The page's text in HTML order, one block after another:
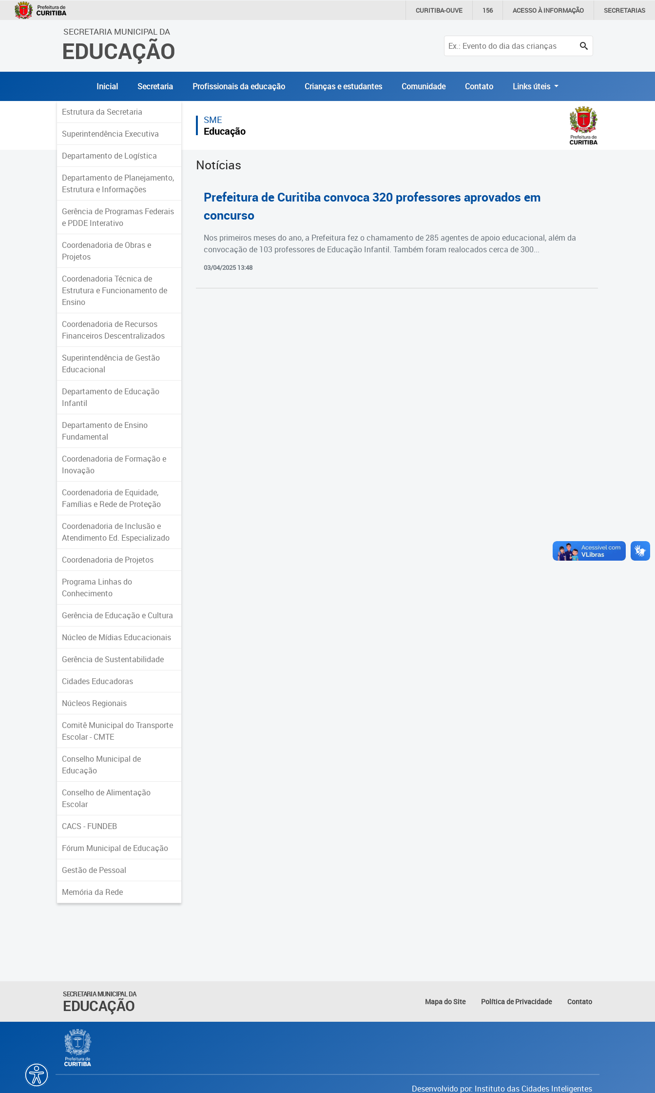
CURITIBA-OUVE 156 ACESSO ÀINFORMAÇÃO SECRETARIAS
SECRETARIA MUNICIPAL DA
EDUCAÇÃO
Inicial Secretaria Profissionais da educação Crianças e estudantes Comunidade Contato Links úteis
Estrutura da Secretaria
Superintendência Executiva
Departamento de Logística
Departamento de Planejamento,
Estrutura e Informações
Gerência de Programas Federais
e PDDE Interativo
Coordenadoria de Obras e
Projetos
Coordenadoria Técnica de
Estrutura e Funcionamento de
Ensino
Coordenadoria de Recursos
Financeiros Descentralizados
Superintendência de Gestão
Educacional
Departamento de Educação
Infantil
Departamento de Ensino
Fundamental
Coordenadoria de Formação e
Inovação
Coordenadoria de Equidade,
Famílias e Rede de Proteção
Coordenadoria de Inclusão e
Atendimento Ed. Especializado
Coordenadoria de Projetos
Programa Linhas do
Conhecimento
Gerência de Educação e Cultura
Núcleo de Mídias Educacionais
Gerência de Sustentabilidade
Cidades Educadoras
Núcleos Regionais
Comitê Municipal do Transporte
Escolar - CMTE
Conselho Municipal de
Educação
Conselho de Alimentação
Escolar
CACS - FUNDEB
Fórum Municipal de Educação
Gestão de Pessoal
Memória da Rede
SME
Educação
Notícias
Prefeitura de Curitiba convoca 320 professores aprovados em
concurso
Nos primeiros meses do ano, a Prefeitura fez o chamamento de 285 agentes de apoio educacional, além da
convocação de 103 professores de Educação Infantil. Também foram realocados cerca de 300...
03/04/2025 13:48
SECRETARIA MUNICIPAL DA
EDUCAÇÃO Mapa do Site Política de Privacidade Contato
Desenvolvido por: Instituto das Cidades Inteligentes